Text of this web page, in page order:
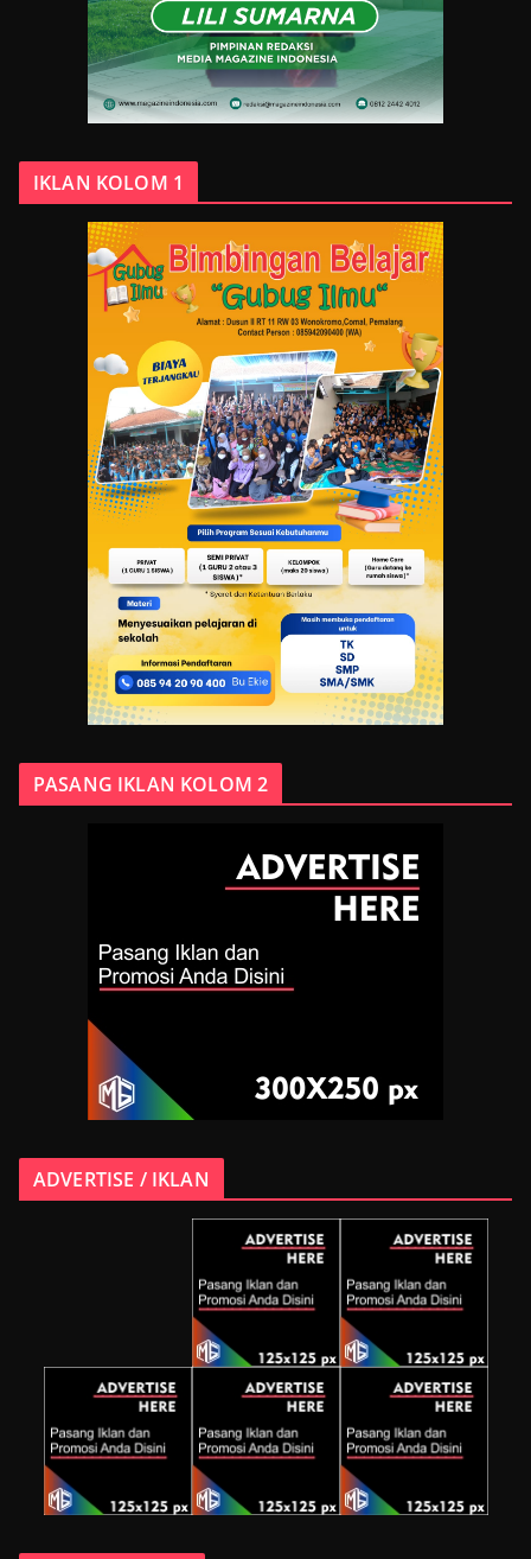
IKLAN KOLOM 1
PASANG IKLAN KOLOM 2
ADVERTISE / IKLAN